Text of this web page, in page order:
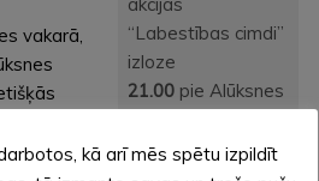
“Labestības cimdi”
izloze
21.00pie Alūksnes
kopīga himnas
dziedāšana, svētku
vakarā,
ar
radošāmkā arī mēs spētu izpildīt